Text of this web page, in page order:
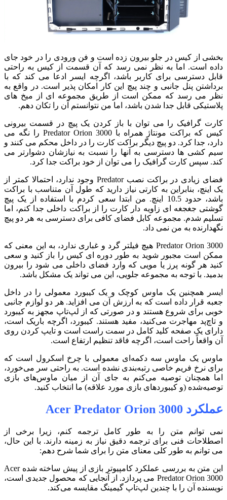
بخشی از کیس در جلو بیرون زده است و فن ورودی را در خود جای
داده است. اما به نظر نمی رسد که آن قسمت از کیس به راحتی
قابل دسترسی برای کاربر باشد، اگرچه ایسر ادعا می کند که با
برداشتن پنل جانبی و چند پیچ این کار امکان پذیر است. در واقع به
نظر می رسد که ممکن است از طریق مجموعه ای از میخ های
پلاستیکی قابل جدا شدن باشد، اما من نتوانستم آن را تکان دهم.
کارت گرافیک را می توان با باز کردن یک پیچ در قسمت بیرونی
کیس که براکت مونتاژ همراه با Predator Orion 3000 را نگه می
دارد، جدا کرد. دو پیچ دیگر براکت کارت را در داخل محکم می کنند و
سیم کشی ها دسترسی به آنها را نسبت به نیازشان دشوارتر می
کند. سپس کارت گرافیک را می توان از خود براکت جدا کرد.
فضای زیادی در براکت نصب Predator وجود ندارد، احتمالا کمتر از
یک اینچ، بنابراین به کارتی نیاز دارید که طول آن متناسب با براکت
باشد، حدود 10.5 اینچ. من ابتدا سعی کردم با استفاده از یک پیچ
گوشتی جغجغه ای زاویه دار کارت را از براکت داخلی جدا کنم، اما
تسلیم شدم. مجموعه کابل فضای کافی برای دسترسی به هر دو پیچ
نگهدارنده به من نمی داد.
Predator Orion 3000 هیچ فیلتر گرد و غباری ندارد، به این معنی که
ممکن است مجبور شوید به طور دوره ای کیس را باز کنید و سعی
کنید هر گونه پرز یا مویی که وارد فضای داخلی می شود را بیرون
بدمید. با توجه به مجموعه جلویی، این می تواند یک مشکل باشد.
ایسر همچنین یک ماوس کوچک و یک کیبورد معمولی را در داخل
جعبه قرار داده است که به ارزش آن می افزاید. هر دو لوازم جانبی
خوبی برای شروع هستند و در صورتی که از لپ‌تاپ مجهز به کیبورد
و تاچ‌پد مهاجرت می‌کنید، مفید هستند. کیبورد، اگرچه باریک است،
دارای یک صفحه کلید کامل در سمت راست است و تایپ کردن روی
آن واقعاً راحت است، اگرچه فاقد تنظیم ارتفاع است.
ماوس یک ماوس سه دکمه‌ای معمولی با چرخ اسکرول است که
برای نرخ فریم خاصی رتبه‌بندی نشده است. به راحتی سر می‌خورد،
اما همچنان توصیه می‌کنم به جای آن از میان ماوس‌های بازی
توصیه‌شده (و کیبوردهای بازی مورد علاقه) ما انتخاب کنید.
عملکرد Acer Predator Orion 3000
نمی توانم متن را به طور کامل ترجمه کنم، زیرا برخی از
اصطلاحات فنی برای ترجمه دقیق نیاز به زمینه دارند. با این حال،
می توانم به طور کلی معنای متن را برای شما شرح دهم:
این متن به بررسی عملکرد کامپیوتر بازی از پیش ساخته شده Acer
Predator Orion 3000 می پردازد. از آنجایی که محصول جدیدی است،
نویسنده آن را با چندین لپ‌تاپ گیمینگ مقایسه می‌کند.